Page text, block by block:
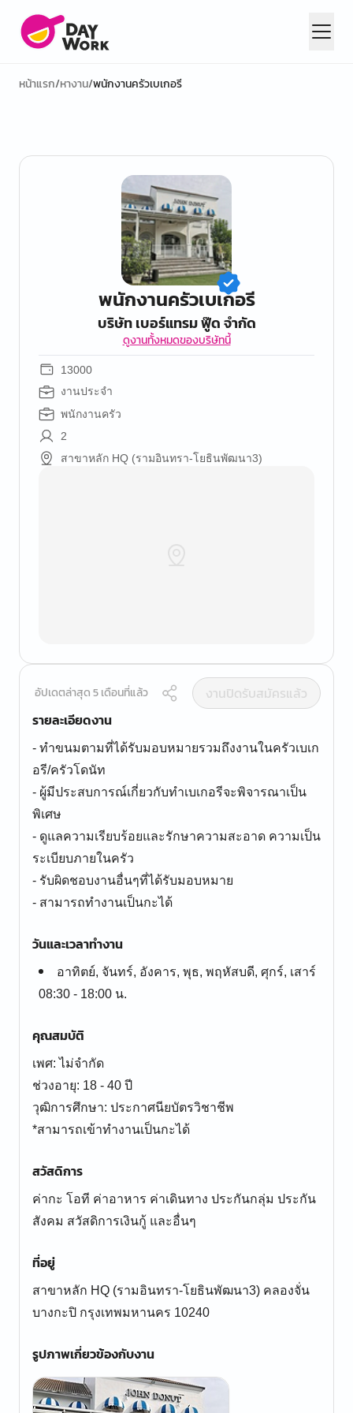
หน้าแรก/หางาน/พนักงานครัวเบเกอรี
พนักงานครัวเบเกอรี
บริษัท เบอร์แทรม ฟู๊ด จำกัด
ดูงานทั้งหมดของบริษัทนี้
13000
งานประจำ
พนักงานครัว
2
สาขาหลัก HQ (รามอินทรา-โยธินพัฒนา3)
อัปเดตล่าสุด 5 เดือนที่แล้ว
งานปิดรับสมัครแล้ว
รายละเอียดงาน
- ทำขนมตามที่ได้รับมอบหมายรวมถึงงานในครัวเบเก
อรี/ครัวโดนัท
- ผู้มีประสบการณ์เกี่ยวกับทำเบเกอรีจะพิจารณาเป็น
พิเศษ
- ดูแลความเรียบร้อยและรักษาความสะอาด ความเป็น
ระเบียบภายในครัว
- รับผิดชอบงานอื่นๆที่ได้รับมอบหมาย
- สามารถทำงานเป็นกะได้
วันและเวลาทำงาน
อาทิตย์, จันทร์, อังคาร, พุธ, พฤหัสบดี, ศุกร์, เสาร์
08:30 - 18:00 น.
คุณสมบัติ
เพศ: ไม่จำกัด
ช่วงอายุ: 18 - 40 ปี
วุฒิการศึกษา: ประกาศนียบัตรวิชาชีพ
*สามารถเข้าทำงานเป็นกะได้
สวัสดิการ
ค่ากะ โอที ค่าอาหาร ค่าเดินทาง ประกันกลุ่ม ประกัน
สังคม สวัสดิการเงินกู้ และอื่นๆ
ที่อยู่
สาขาหลัก HQ (รามอินทรา-โยธินพัฒนา3) คลองจั่น
บางกะปิ กรุงเทพมหานคร 10240
รูปภาพเกี่ยวข้องกับงาน